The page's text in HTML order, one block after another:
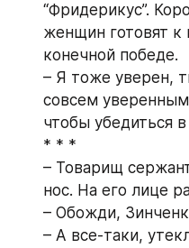
“Фридерикус”.
женщин готовят к
конечной победе.
– Я тоже уверен,
совсем
чтобы убедиться
* * *
– Товарищ
нос. На его лице
– Обожди,
– А все-таки,